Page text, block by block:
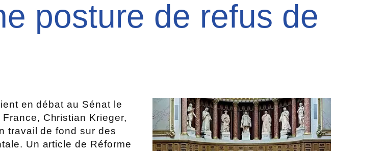
posture de refus de
en débat au Sénat le
Christian Krieger,
travail de fond sur des
Un article de Réforme